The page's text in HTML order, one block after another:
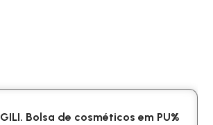
GILI. Bolsa de cosméticos em PU%